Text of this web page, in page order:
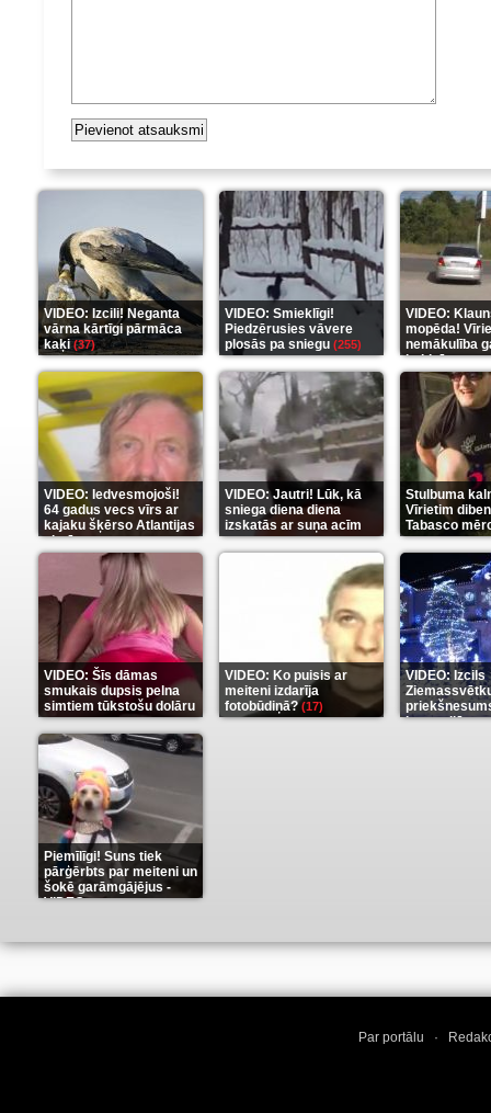
VIDEO: Izcili! Neganta
vārna kārtīgi pārmāca
kaķi(37)
VIDEO: Smieklīgi!
Piedzērusies vāvere
plosās pa sniegu (255)
VIDEO:
mopēda!
nemākulība
beidzās ar
(289)
VIDEO: Iedvesmojoši!
64 gadus vecs vīrs ar
kajaku šķērso Atlantijas
okeānu(5)
VIDEO: Jautri! Lūk, kā
sniega diena diena
izskatās ar suņa acīm
(6)
Stulbuma
Vīrietim
Tabasco
(7)
VIDEO: Šīs dāmas
smukais dupsis pelna
simtiem tūkstošu dolāru
(9)
VIDEO: Ko puisis ar
meiteni izdarīja
fotobūdiņā?(17)
VIDEO: Izcils
karu stilā(7)
Piemīlīgi! Suns tiek
pārģērbts par meiteni un
šokē garāmgājējus -
VIDEO(8)
Par portālu ·